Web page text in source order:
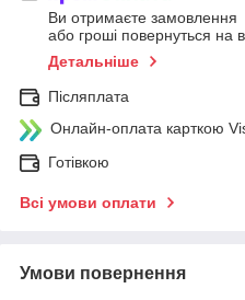
Ви отримаєте замовлення
або гроші повернуться на
Детальніше
Післяплата
Онлайн-оплата карткою
Готівкою
Всі умови оплати
Умови повернення